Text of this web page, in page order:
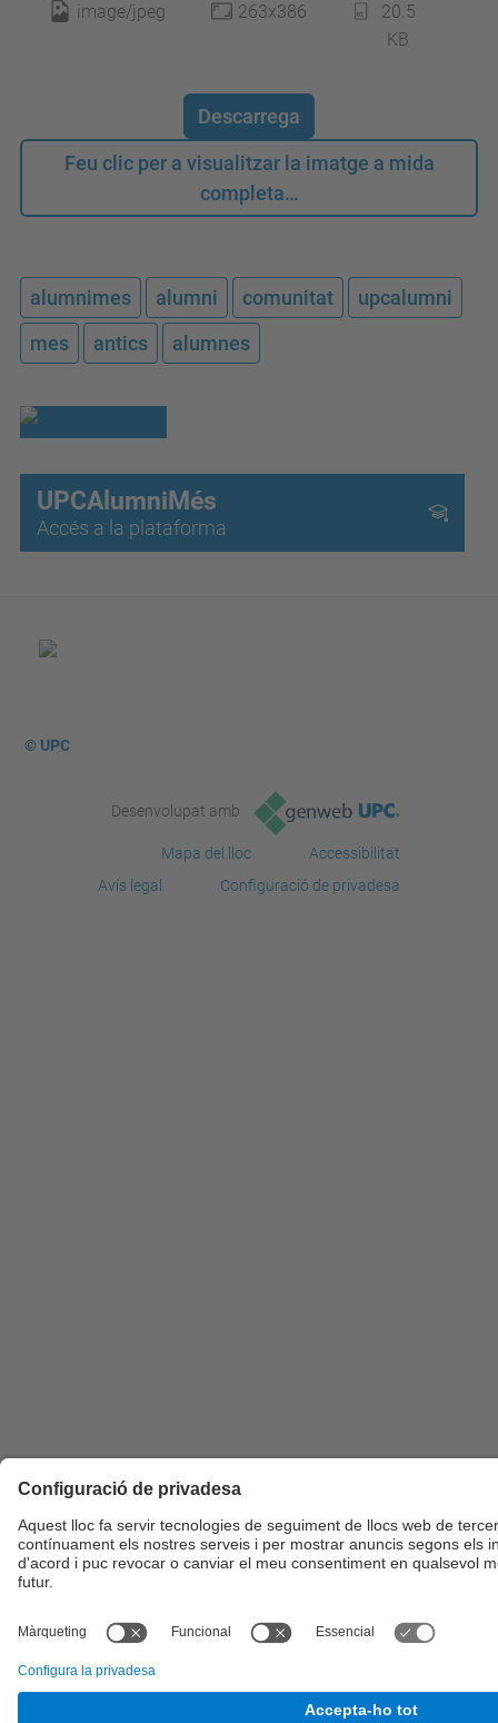
image/jpeg 263x386
20.5
KB
Descarrega
Feu clic per a visualitzar la imatge a mida
completa…
alumnimes alumni comunitat
upcalumni
mes
antics alumnes
UPCAlumniMés
Accés a la plataforma
© UPC
Desenvolupat amb
Mapa del lloc
Accessibilitat
Avís legal
Configuració de privadesa